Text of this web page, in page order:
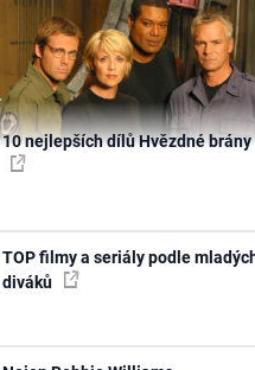
10 nejlepších dílů Hvězdné brány
TOP filmy a seriály podle
diváků